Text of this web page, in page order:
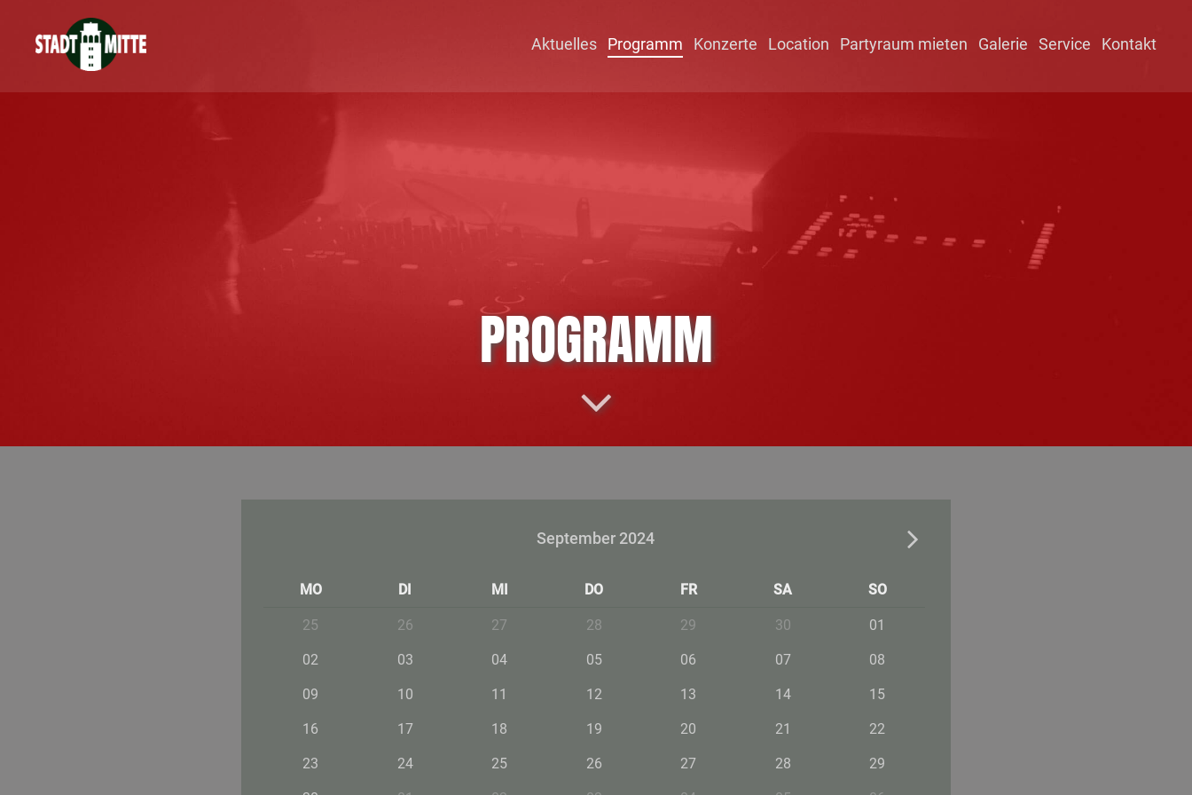
Aktuelles Programm Konzerte Location Partyraum mieten Galerie Service Kontakt
PROGRAMM
September 2024
MO DI MI DO FR SA SO
25 26 27 28 29 30 01
02 03 04 05 06 07 08
09 10 11 12 13 14 15
16 17 18 19 20 21 22
23 24 25 26 27 28 29